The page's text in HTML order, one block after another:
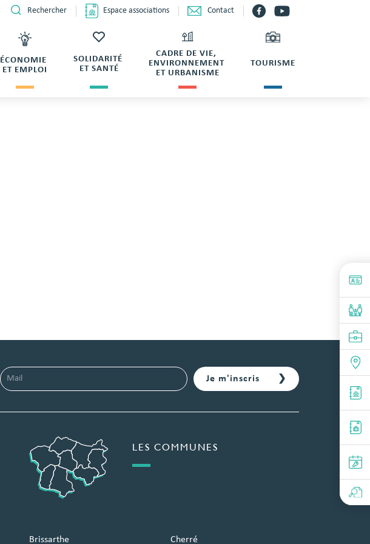
Rechercher Espace associations Contact
ÉCONOMIE
ET EMPLOI
SOLIDARITÉ
ET SANTÉ
CADRE DE VIE,
ENVIRONNEMENT
ET URBANISME
TOURISME
LES COMMUNES
Brissarthe Cherré